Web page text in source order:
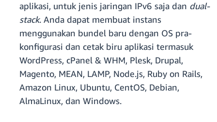
aplikasi, untuk jenis jaringan IPv6 saja dan dual-
stack. Anda dapat membuat instans
menggunakan bundel baru dengan OS pra-
konfigurasi dan cetak biru aplikasi termasuk
WordPress, cPanel & WHM, Plesk, Drupal,
Magento, MEAN, LAMP, Node.js, Ruby on Rails,
Amazon Linux, Ubuntu, CentOS, Debian,
AlmaLinux, dan Windows.